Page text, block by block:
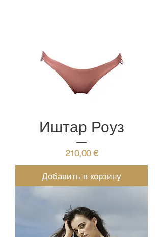
Иштар Роуз
Цена
210,00 €
Добавить в корзину